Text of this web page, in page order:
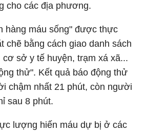
cho các địa phương.
hàng máu sống" được thực
chẽ bằng cách giao danh sách
cơ sở y tế huyện, trạm xá xã...
thử". Kết quả báo động thử
chậm nhất 21 phút, còn người
sau 8 phút.
lượng hiến máu dự bị ở các